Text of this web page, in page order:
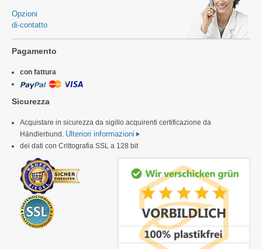
Opzioni
di-contatto
Pagamento
con fattura
Sicurezza
Acquistare in sicurezza da sigillo acquirenti certificazione da
Händlerbund. Ulteriori informazioni
dei dati con Crittografia SSL a 128 bit